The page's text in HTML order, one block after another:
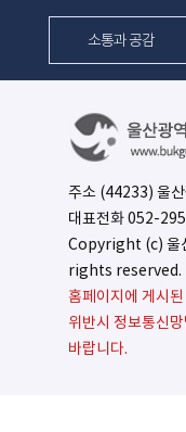
소통과 공감
주소 (44233) 울
대표전화052-
Copyright (c) 울
rights reserved.
홈페이지에 게시
위반시 정보통신
바랍니다.